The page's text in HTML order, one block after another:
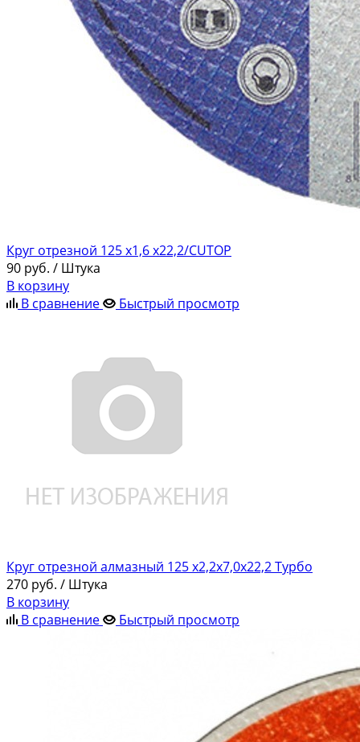
Круг отрезной 125 х1,6 х22,2/CUTOP
90 руб. / Штука
В корзину
В сравнение
Быстрый просмотр
Круг отрезной алмазный 125 х2,2х7,0х22,2 Турбо
270 руб. / Штука
В корзину
В сравнение
Быстрый просмотр